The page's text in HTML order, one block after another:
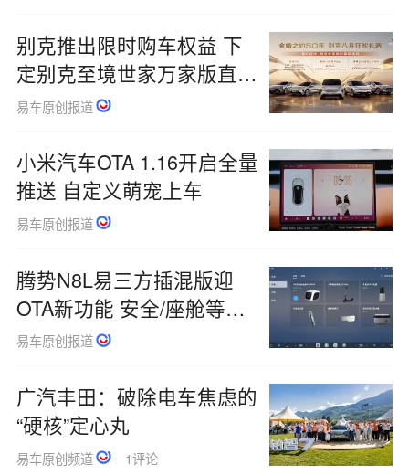
别克推出限时购车权益 下
定别克至境世家万家版直降
2万元
易车原创报道
小米汽车OTA 1.16开启全量
推送 自定义萌宠上车
易车原创报道
腾势N8L易三方插混版迎
OTA新功能 安全/座舱等升
级
易车原创报道
广汽丰田：破除电车焦虑的
“硬核”定心丸
易车原创频道 1评论